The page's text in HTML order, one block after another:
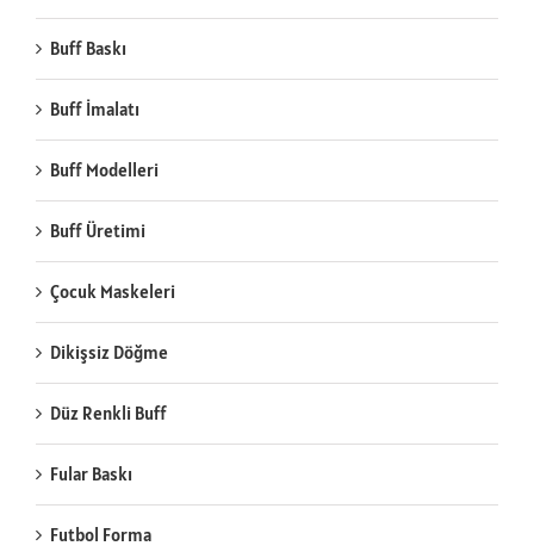
Buff Baskı
Buff İmalatı
Buff Modelleri
Buff Üretimi
Çocuk Maskeleri
Dikişsiz Döğme
Düz Renkli Buff
Fular Baskı
Futbol Forma